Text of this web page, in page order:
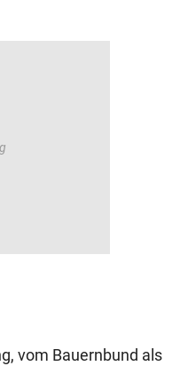
vom Bauernbund als